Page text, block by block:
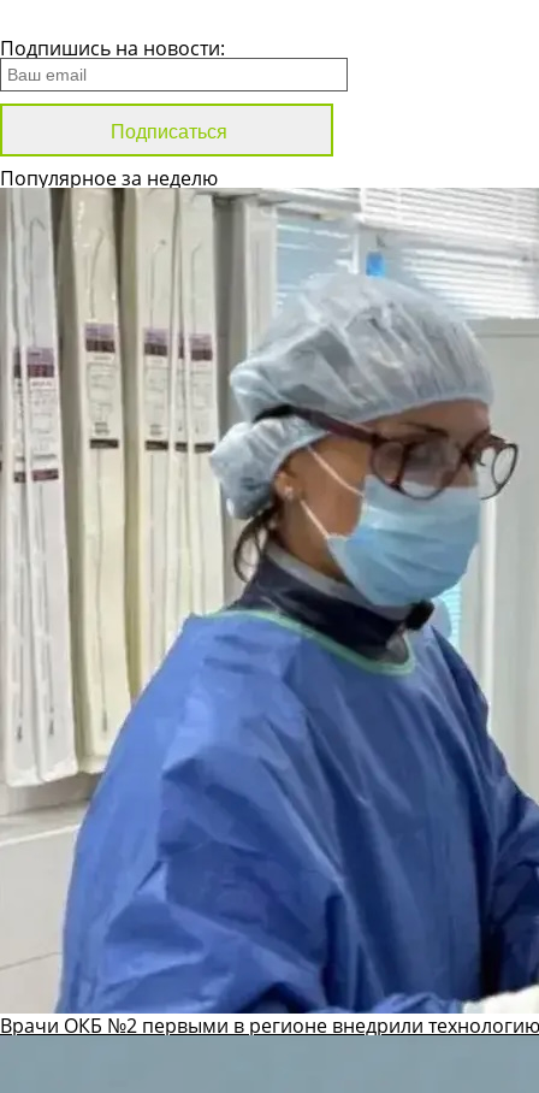
Подпишись на новости:
Популярное за неделю
Врачи ОКБ №2 первыми в регионе внедрили